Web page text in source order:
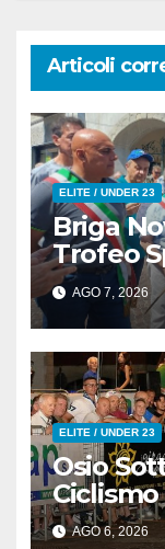
Articoli
ELITE / UNDER 23
Briga
Trofeo
Nicolò
Re del
AGO 7, 2026
ELITE / UNDER 23
Osio
Stelle :
AGO 6, 2026